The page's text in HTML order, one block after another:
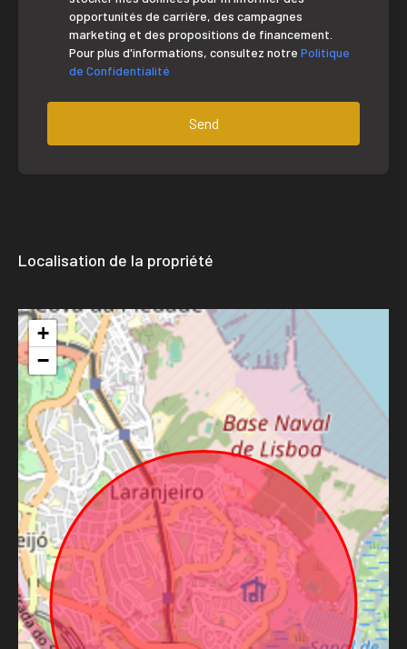
opportunités de carrière, des campagnes
marketing et des propositions de financement.
Pour plus d'informations, consultez notre Politique
de Confidentialité
Send
Localisation de la propriété
+
−